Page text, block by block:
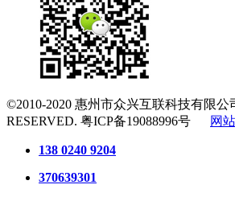
©2010-2020 惠州市众兴互联科技有限公
RESERVED. 粤ICP备19088996号 网
138 0240 9204
370639301